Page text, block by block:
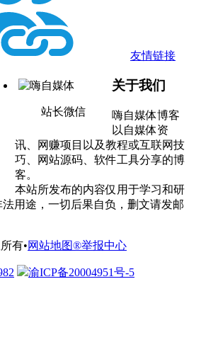
友情链接
站长微信
关于我们
嗨自媒体博客
以自媒体资
讯、网赚项目以及教程或互联网技
巧、网站源码、软件工具分享的博
客。
本站所发布的内容仅用于学习和研
用途，一切后果自负，删文请发邮
有•网站地图®举报中心
渝ICP备20004951号-5